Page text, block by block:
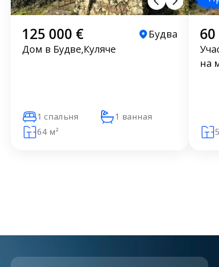
125 000 €
Будва
Дом в Будве,Куляче
1 спальня
1 ванная
64 м²
на